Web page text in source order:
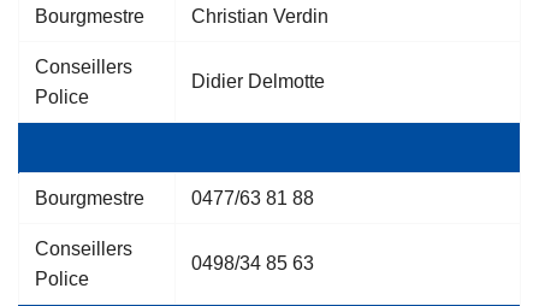
Bourgmestre Christian Verdin
Conseillers
Police
Didier Delmotte
Bourgmestre 0477/63 81 88
Conseillers
Police
0498/34 85 63